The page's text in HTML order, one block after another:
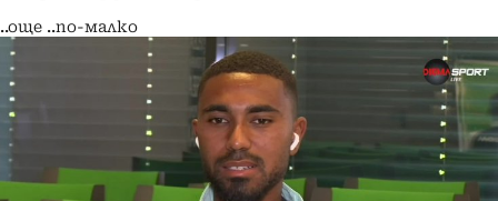
..още ..по-малко